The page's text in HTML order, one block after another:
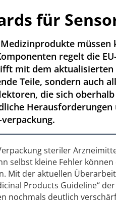
für
regelt die
mit dem aktualisierten
Teile, sondern auch
die sich
steriler
selbst kleine Fehler
Mit der aktuellen
Products Guideline“
nochmals deutlich